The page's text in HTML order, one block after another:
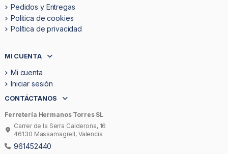
Pedidos y Entregas
Politica de cookies
Política de privacidad
MI CUENTA
Mi cuenta
Iniciar sesión
CONTÁCTANOS
Ferretería Hermanos Torres SL
Carrer de la Serra Calderona, 16
46130 Massamagrell, Valencia
961452440